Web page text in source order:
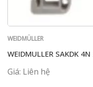
WEIDMÜLLER
WEIDMULLER SAKDK
Giá: Liên hệ